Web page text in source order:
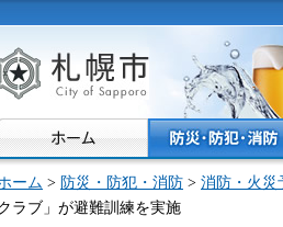
幌市
ーム > 防災・防犯・消防 > 消防・火災
ラブ」が避難訓練を実施